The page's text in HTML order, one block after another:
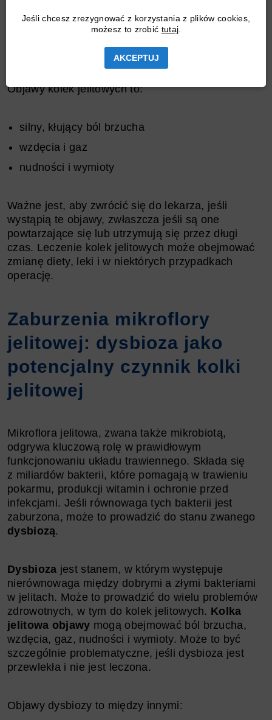
Jeśli chcesz zrezygnować z korzystania z plików cookies,
możesz to zrobić tutaj
AKCEPTUJ
opisywany jakokolka jelitowa po lewej stronie.
Nie jest to stan, który można zignorować, gdyż
może prowadzić do poważnych komplikacji.
Objawy kolek jelitowych to:
silny, kłujący ból brzucha
wzdęcia i gaz
nudności i wymioty
Ważne jest, aby zwrócić się do lekarza, jeśli
wystąpią te objawy, zwłaszcza jeśli są one
powtarzające się lub utrzymują się przez długi
czas. Leczenie kolek jelitowych może obejmować
zmianę diety, leki i w niektórych przypadkach
operację.
Zaburzenia mikroflory
jelitowej: dysbioza jako
potencjalny czynnik kolki
jelitowej
Mikroflora jelitowa, zwana także mikrobiotą,
odgrywa kluczową rolę w prawidłowym
funkcjonowaniu układu trawiennego. Składa się
z miliardów bakterii, które pomagają w trawieniu
pokarmu, produkcji witamin i ochronie przed
infekcjami. Jeśli równowaga tych bakterii jest
zaburzona, może to prowadzić do stanu zwanego
dysbiozą.
Dysbioza jest stanem, w którym występuje
nierównowaga między dobrymi a złymi bakteriami
w jelitach. Może to prowadzić do wielu problemów
zdrowotnych, w tym do kolek jelitowych. Kolka
jelitowa objawy mogą obejmować ból brzucha,
wzdęcia, gaz, nudności i wymioty. Może to być
szczególnie problematyczne, jeśli dysbioza jest
przewlekła i nie jest leczona.
Objawy dysbiozy to między innymi: